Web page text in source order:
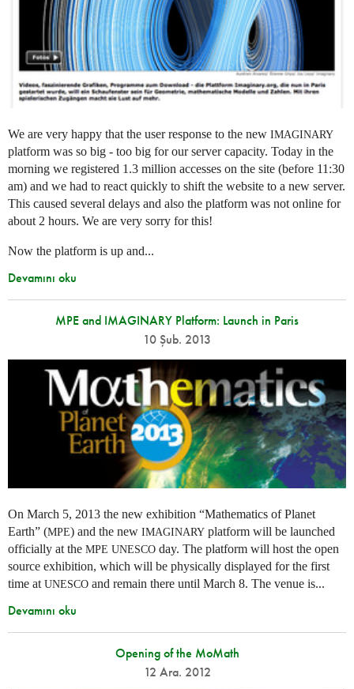
We are very happy that the user response to the new IMAGINARY
platform was so big - too big for our server capacity. Today in the
morning we registered 1.3 million accesses on the site (before 11:30
am) and we had to react quickly to shift the website to a new server.
This caused several delays and also the platform was not online for
about 2 hours. We are very sorry for this!
Now the platform is up and...
Devamını oku
MPE and IMAGINARY Platform: Launch in Paris
10 Şub. 2013
On March 5, 2013 the new exhibition “Mathematics of Planet
Earth” (MPE) and the new IMAGINARY platform will be launched
officially at the MPE UNESCO day. The platform will host the open
source exhibition, which will be physically displayed for the first
time at UNESCO and remain there until March 8. The venue is...
Devamını oku
Opening of the MoMath
12 Ara. 2012